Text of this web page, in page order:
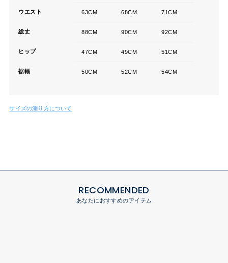
ウエスト 63CM 68CM 71CM
総丈 88CM 90CM 92CM
ヒップ 47CM 49CM 51CM
裾幅 50CM 52CM 54CM
サイズの測り方について
RECOMMENDED
あなたにおすすめのアイテム